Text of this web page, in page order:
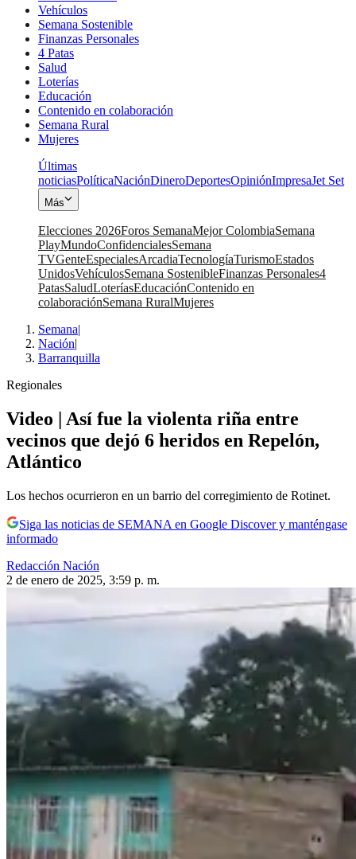
Vehículos
Semana Sostenible
Finanzas Personales
4 Patas
Salud
Loterías
Educación
Contenido en colaboración
Semana Rural
Mujeres
Últimas
noticiasPolíticaNaciónDineroDeportesOpiniónImpresaJet Set
Más
Elecciones 2026Foros SemanaMejor ColombiaSemana
PlayMundoConfidencialesSemana
TVGenteEspecialesArcadiaTecnologíaTurismoEstados
UnidosVehículosSemana SostenibleFinanzas Personales4
PatasSaludLoteríasEducaciónContenido en
colaboraciónSemana RuralMujeres
Semana|
Nación|
Barranquilla
Regionales
Video | Así fue la violenta riña entre
vecinos que dejó 6 heridos en Repelón,
Atlántico
Los hechos ocurrieron en un barrio del corregimiento de Rotinet.
Siga las noticias de SEMANA en Google Discover y manténgase
informado
Redacción Nación
2 de enero de 2025, 3:59 p. m.